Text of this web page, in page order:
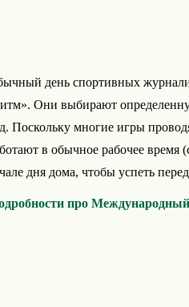
день спортивных
Они выбирают
Поскольку многие игры
в обычное рабочее время
дня дома, чтобы успеть
про